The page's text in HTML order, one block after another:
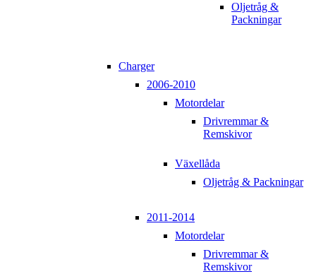
Oljetråg &
Packningar
Charger
2006-2010
Motordelar
Drivremmar &
Remskivor
Växellåda
Oljetråg & Packningar
2011-2014
Motordelar
Drivremmar &
Remskivor